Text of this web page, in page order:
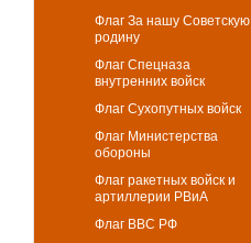
Флаг За нашу Советскую
родину
Флаг Спецназа
внутренних войск
Флаг Сухопутных войск
Флаг Министерства
обороны
Флаг ракетных войск и
артиллерии РВиА
Флаг ВВС РФ